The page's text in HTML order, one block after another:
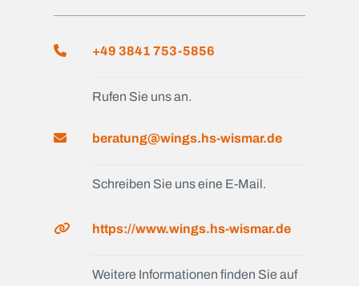
+49 3841 753-5856
Rufen Sie uns an.
beratung@wings.hs-wismar.de
Schreiben Sie uns eine E-Mail.
https://www.wings.hs-wismar.de
Weitere Informationen finden Sie auf